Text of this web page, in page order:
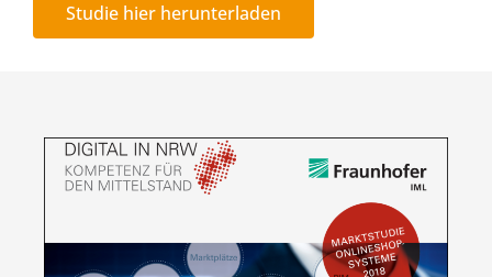
Studie hier herunterladen